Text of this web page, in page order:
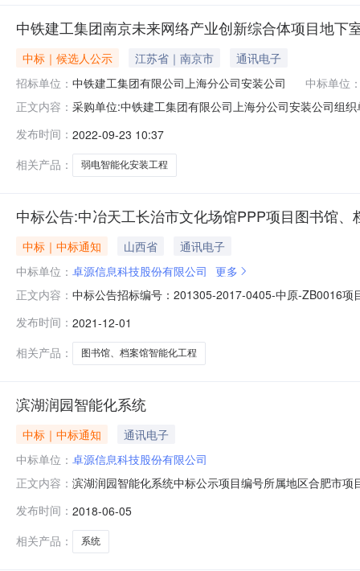
中铁建工集团南京未来网络产业创新综合体项目地
中标｜候选人公示 江苏省｜南京市
通讯电子
招标单位： 中铁建工集团有限公司上海分公司安装公司
中标单位
正文内容： 采购单位:中铁建工集团有限公司上海分公司安装公司组
房弱电智能化安装工程，共4家单位参加投标，本工程依
青鸟电子有限公司公示时间：自2022年
发布时间： 2022-09-23 10:37
相关产品：
弱电智能化安装工程
中标公告:中冶天工长治市文化场馆PPP项目图书馆
中标｜中标通知 山西省
通讯电子
中标单位： 卓源信息科技股份有限公司 更多
正文内容： 中标公告招标编号：201305-2017-0405-中原-ZB0016项
发布时间： 2021-12-01
相关产品：
图书馆、档案馆智能化工程
滨湖润园智能化系统
中标｜中标通知
通讯电子
中标单位： 卓源信息科技股份有限公司
正文内容： 滨湖润园智能化系统中标公示项目编号所属地区合肥市
(￥14982816.40元)中标公告日期：2018年06月05日
发布时间： 2018-06-05
相关产品：
系统